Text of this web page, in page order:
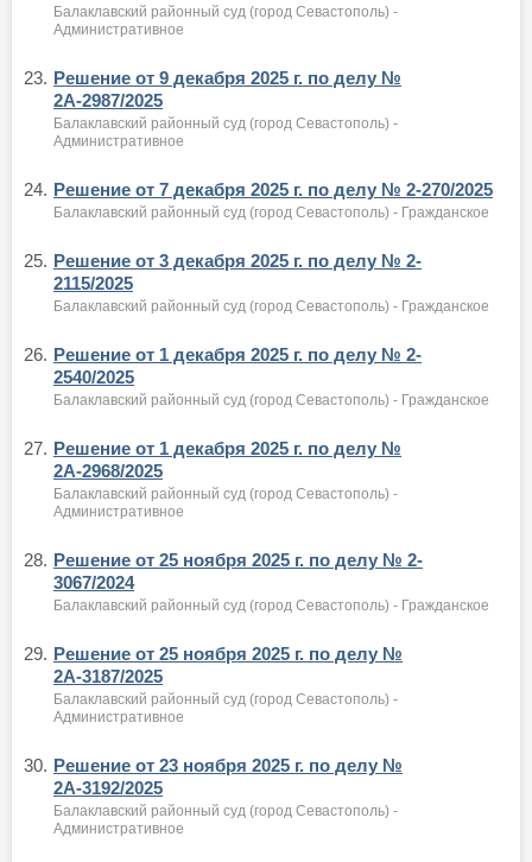
Балаклавский районный суд (город Севастополь) -
Административное
23. Решение от 9 декабря 2025 г. по делу №
2А-2987/2025
Балаклавский районный суд (город Севастополь) -
Административное
24. Решение от 7 декабря 2025 г. по делу № 2-270/2025
Балаклавский районный суд (город Севастополь) - Гражданское
25. Решение от 3 декабря 2025 г. по делу № 2-
2115/2025
Балаклавский районный суд (город Севастополь) - Гражданское
26. Решение от 1 декабря 2025 г. по делу № 2-
2540/2025
Балаклавский районный суд (город Севастополь) - Гражданское
27. Решение от 1 декабря 2025 г. по делу №
2А-2968/2025
Балаклавский районный суд (город Севастополь) -
Административное
28. Решение от 25 ноября 2025 г. по делу № 2-
3067/2024
Балаклавский районный суд (город Севастополь) - Гражданское
29. Решение от 25 ноября 2025 г. по делу №
2А-3187/2025
Балаклавский районный суд (город Севастополь) -
Административное
30. Решение от 23 ноября 2025 г. по делу №
2А-3192/2025
Балаклавский районный суд (город Севастополь) -
Административное